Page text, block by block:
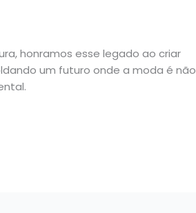
honramos esse legado ao criar
um futuro onde a moda é não